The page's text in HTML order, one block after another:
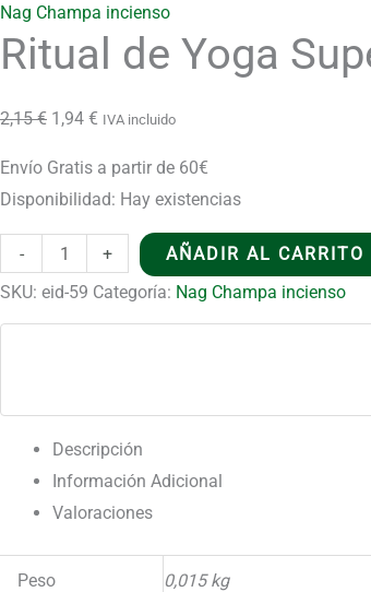
Super
Hit
Nag Champa incienso
Ritual de Yoga
2,15€ El
original
era:
2,15 €.
1,94 € El
actual
es:
1,94 €.
IVA incluido
Envío Gratis a partir de 60€
Disponibilidad: Hay existencias
-
Ritual
de
+
AÑADIR AL CARRITO
SKU: eid-59 Categoría: Nag Champa incienso
Descripción
Información Adicional
Valoraciones
Peso 0,015 kg